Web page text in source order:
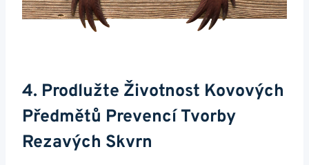
4. Prodlužte Životnost Kovových
Předmětů Prevencí Tvorby
Rezavých Skvrn